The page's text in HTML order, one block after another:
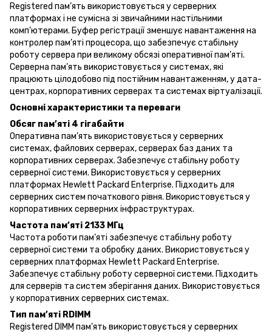
Registered пам’ять використовується у серверних
платформах і не сумісна зі звичайними настільними
комп’ютерами. Буфер регістрації зменшує навантаження на
контролер пам’яті процесора, що забезпечує стабільну
роботу сервера при великому обсязі оперативної пам’яті.
Серверна пам’ять використовується у системах, які
працюють цілодобово під постійним навантаженням, у дата-
центрах, корпоративних серверах та системах віртуалізації.
Основні характеристики та переваги
Обсяг пам’яті 4 гігабайти
Оперативна пам’ять використовується у серверних
системах, файлових серверах, серверах баз даних та
корпоративних серверах. Забезпечує стабільну роботу
серверної системи. Використовується у серверних
платформах Hewlett Packard Enterprise. Підходить для
серверних систем початкового рівня. Використовується у
корпоративних серверних інфраструктурах.
Частота пам’яті 2133 МГц
Частота роботи пам’яті забезпечує стабільну роботу
серверної системи та обробку даних. Використовується у
серверних платформах Hewlett Packard Enterprise.
Забезпечує стабільну роботу серверної системи. Підходить
для серверів та систем зберігання даних. Використовується
у корпоративних серверних системах.
Тип пам’яті RDIMM
Registered DIMM пам’ять використовується у серверних